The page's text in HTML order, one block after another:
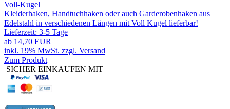
Voll-Kugel
Kleiderhaken, Handtuchhaken oder auch Garderobenhaken aus
Edelstahl in verschiedenen Längen mit Voll Kugel lieferbar!
Lieferzeit: 3-5 Tage
ab 14,70 EUR
inkl. 19% MwSt. zzgl. Versand
Zum Produkt
SICHER EINKAUFEN MIT